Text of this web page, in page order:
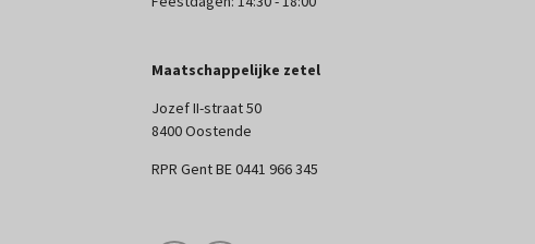
Maatschappelijke zetel
Jozef II-straat 50
8400 Oostende
RPR Gent BE 0441 966 345